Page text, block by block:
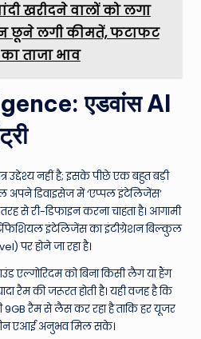
खरीदने वालों को लगा
छूने लगी कीमतें, फटाफट
ताजा भाव
एडवांस AI
उद्देश्य नहीं है; इसके पीछे एक बहुत बड़ी
अपने डिवाइसेज में ‘एप्पल इंटेलिजेंस’
से री-डिफाइन करना चाहता है। आगामी
इंटेलिजेंस का इंटीग्रेशन बिल्कुल
पर होने जा रहा है।
एल्गोरिदम को बिना किसी लैग या हैंग
रैम की जरूरत होती है। यही वजह है कि
रैम से लैस कर रहा है ताकि हर यूजर
एआई अनुभव मिल सके।